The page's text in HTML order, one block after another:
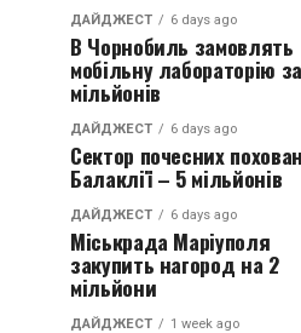
ДАЙДЖЕСТ 6 days ago
В Чорнобиль замовлять
мобільну лабораторію
мільйонів
ДАЙДЖЕСТ 6 days ago
Сектор почесних
Балаклії – 5 мільйонів
ДАЙДЖЕСТ 6 days ago
Міськрада Маріуполя
закупить нагород на 2
мільйони
ДАЙДЖЕСТ 1 week ago